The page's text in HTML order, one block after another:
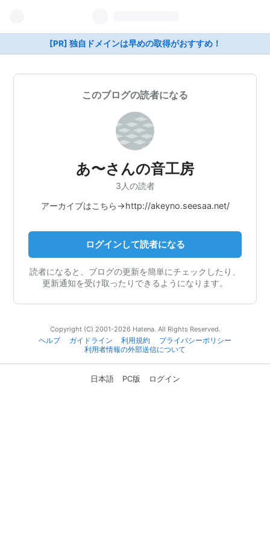
[PR] 独自ドメインは早めの取得がおすすめ！
このブログの読者になる
あ〜さんの音工房
3人の読者
アーカイブはこちら→http://akeyno.seesaa.net/
ログインして読者になる
読者になると、ブログの更新を簡単にチェックしたり、
更新通知を受け取ったりできるようになります。
Copyright (C) 2001-2026 Hatena. All Rights Reserved.
ヘルプ
ガイドライン 利用規約
プライバシーポリシー
利用者情報の外部送信について
日本語 PC版 ログイン